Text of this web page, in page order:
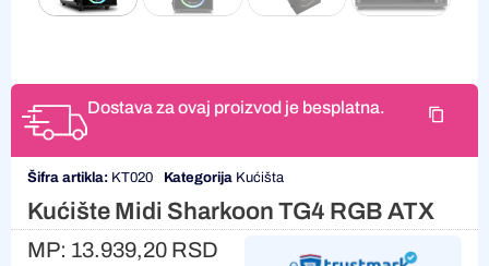
Dostava za ovaj proizvod je besplatna.
Šifra artikla: KT020 Kategorija Kućišta
Kućište Midi Sharkoon TG4 RGB ATX
MP: 13.939,20 RSD